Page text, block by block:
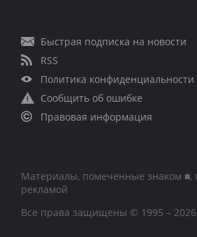
Быстрая подписка на новости
RSS
Политика конфиденциальности
Сообщить об ошибке
Правовая информация
Материалы, помеченные знаком ■,
рекламой
Все права защищены © 1995 – 2026